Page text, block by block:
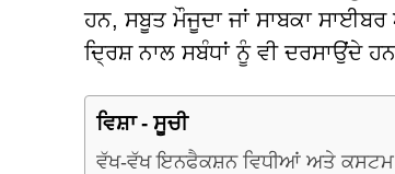
ਹਨ, ਸਬੂਤ ਮੌਜੂਦਾ ਜਾਂ ਸਾਬਕਾ
ਦ੍ਰਿਸ਼ ਨਾਲ ਸਬੰਧਾਂ ਨੂੰ ਵੀ ਦਰਸਾਉਂਦੇ
ਵਿਸ਼ਾ - ਸੂਚੀ
ਵੱਖ-ਵੱਖ ਇਨਫੈਕਸ਼ਨ ਵਿਧੀਆਂ ਅਤੇ